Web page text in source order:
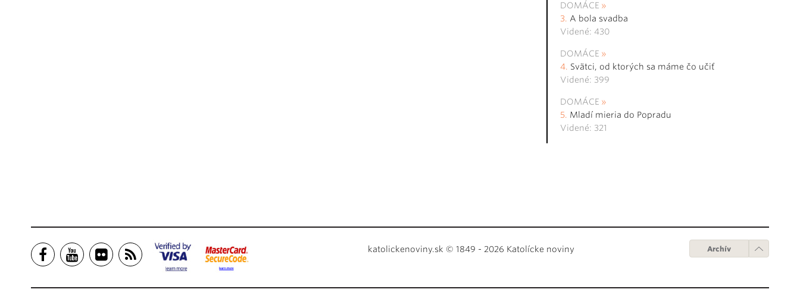
DOMÁCE
A bola svadba
Videné: 430
DOMÁCE
Svätci, od ktorých sa máme čo učiť
Videné: 399
DOMÁCE
Mladí mieria do Popradu
Videné: 321
katolickenoviny.sk © 1849 - 2026 Katolícke noviny Archív